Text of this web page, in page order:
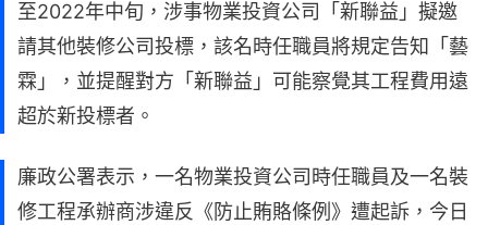
至2022年中旬，涉事物業投資公司「新聯益」擬邀
請其他裝修公司投標，該名時任職員將規定告知「藝
霖」，並提醒對方「新聯益」可能察覺其工程費用遠
超於新投標者。
廉政公署表示，一名物業投資公司時任職員及一名裝
修工程承辦商涉違反《防止賄賂條例》遭起訴，今日